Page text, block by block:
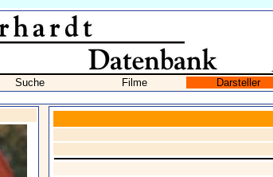
Suche Filme Darsteller